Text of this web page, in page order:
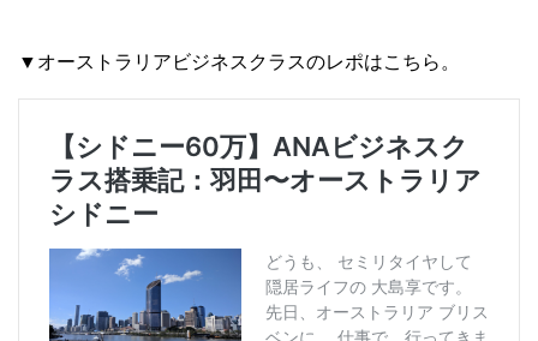
▼オーストラリアビジネスクラスのレポはこちら。